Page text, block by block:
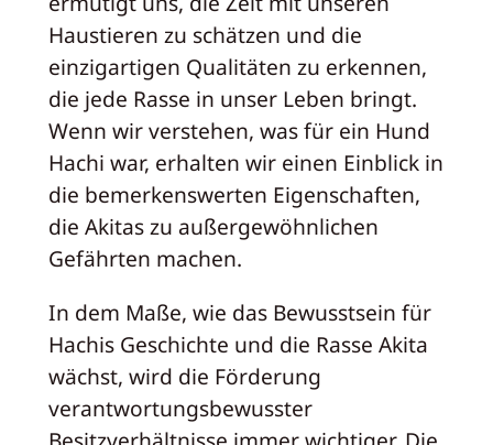
Haustieren zu schätzen und die
einzigartigen Qualitäten zu erkennen,
die jede Rasse in unser Leben bringt.
Wenn wir verstehen, was für ein Hund
Hachi war, erhalten wir einen Einblick in
die bemerkenswerten Eigenschaften,
die Akitas zu außergewöhnlichen
Gefährten machen.
In dem Maße, wie das Bewusstsein für
Hachis Geschichte und die Rasse Akita
wächst, wird die Förderung
verantwortungsbewusster